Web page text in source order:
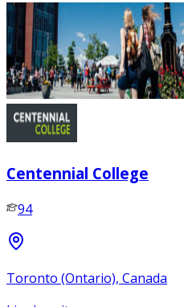
Centennial College
94
Toronto (Ontario), Canada